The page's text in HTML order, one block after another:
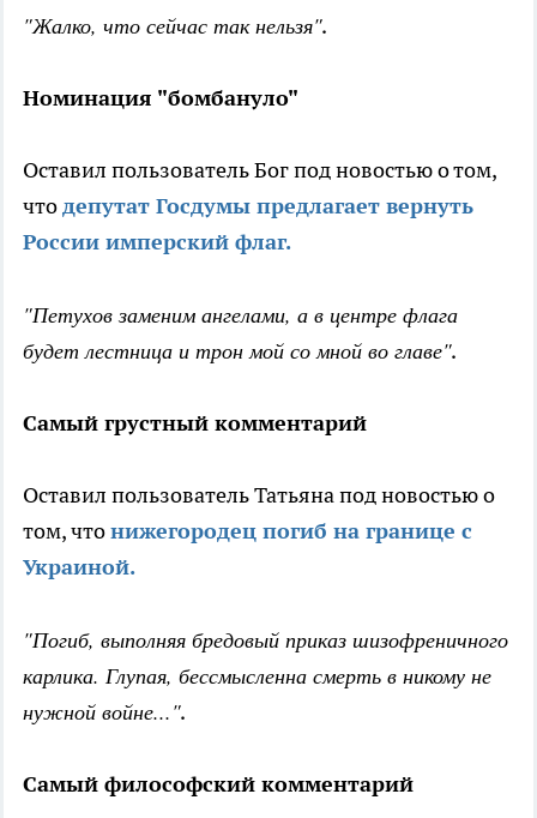
"Жалко, что сейчас так нельзя".
Номинация "бомбануло"
Оставил пользователь Бог под новостью о том,
чтодепутат Госдумы предлагает вернуть
России имперский флаг.
"Петухов заменим ангелами, а в центре флага
будет лестница и трон мой со мной во главе".
Самый грустный комментарий
Оставил пользователь Татьяна под новостью о
том, чтонижегородец погиб на границе с
Украиной.
"Погиб, выполняя бредовый приказ шизофреничного
карлика. Глупая, бессмысленна смерть в никому не
нужной войне...".
Самый философский комментарий